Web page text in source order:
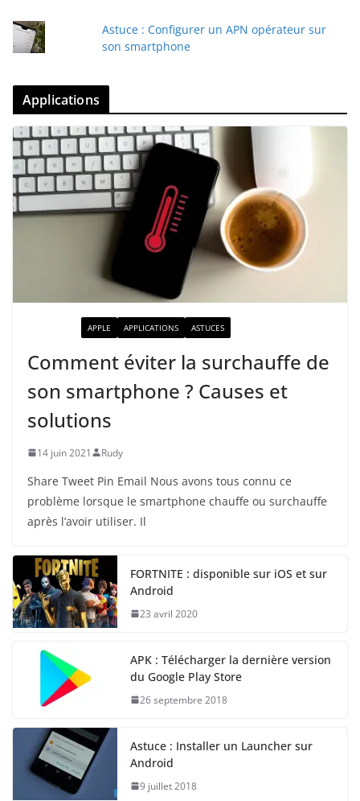
Astuce : Configurer un APN opérateur sur
son smartphone
Applications
APPLE APPLICATIONS ASTUCES
Comment éviter la surchauffe de
son smartphone ? Causes et
solutions
14 juin 2021 Rudy
Share Tweet Pin Email Nous avons tous connu ce
problème lorsque le smartphone chauffe ou surchauffe
après l’avoir utiliser. Il
FORTNITE : disponible sur iOS et sur
Android
23 avril 2020
APK : Télécharger la dernière version
du Google Play Store
26 septembre 2018
Astuce : Installer un Launcher sur
Android
9 juillet 2018